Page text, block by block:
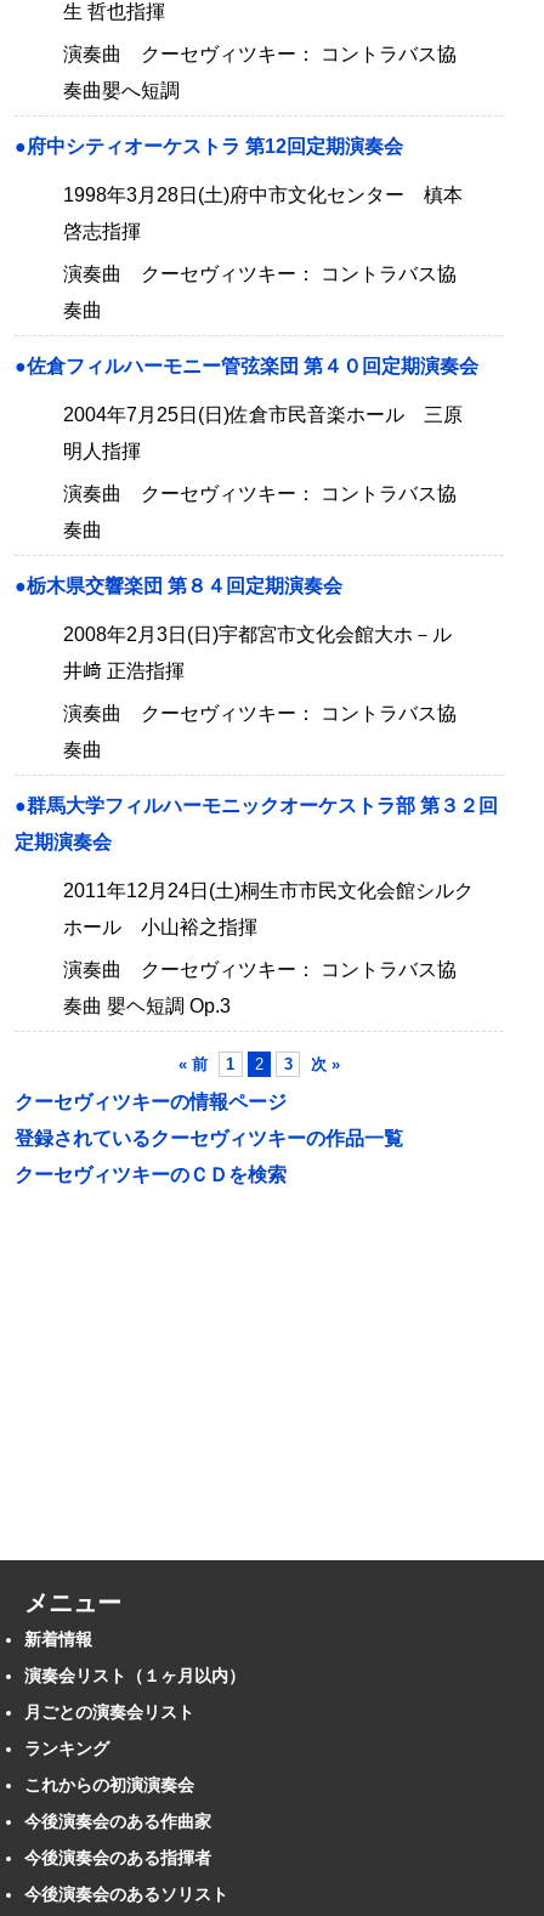
生 哲也指揮
演奏曲 クーセヴィツキー： コントラバス協
奏曲嬰へ短調
●府中シティオーケストラ 第12回定期演奏会
1998年3月28日(土)府中市文化センター 槙本
啓志指揮
演奏曲 クーセヴィツキー： コントラバス協
奏曲
●佐倉フィルハーモニー管弦楽団 第４０回定期演奏会
2004年7月25日(日)佐倉市民音楽ホール 三原
明人指揮
演奏曲 クーセヴィツキー： コントラバス協
奏曲
●栃木県交響楽団 第８４回定期演奏会
2008年2月3日(日)宇都宮市文化会館大ホ－ル
井﨑 正浩指揮
演奏曲 クーセヴィツキー： コントラバス協
奏曲
●群馬大学フィルハーモニックオーケストラ部 第３２回
定期演奏会
2011年12月24日(土)桐生市市民文化会館シルク
ホール 小山裕之指揮
演奏曲 クーセヴィツキー： コントラバス協
奏曲 嬰ヘ短調 Op.3
« 前 1 2 3 次 »
クーセヴィツキーの情報ページ
登録されているクーセヴィツキーの作品一覧
クーセヴィツキーのＣＤを検索
メニュー
新着情報
演奏会リスト（１ヶ月以内）
月ごとの演奏会リスト
ランキング
これからの初演演奏会
今後演奏会のある作曲家
今後演奏会のある指揮者
今後演奏会のあるソリスト